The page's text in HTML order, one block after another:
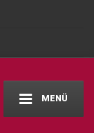
MENÜ